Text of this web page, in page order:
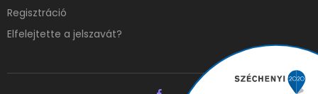
Regisztráció
Elfelejtette a jelszavát?